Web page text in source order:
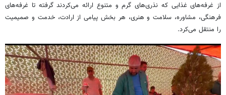
از غرفه‌های غذایی که نذری‌های گرم و متنوع ارائه می‌کردند گرفته تا غرفه‌های
فرهنگی، مشاوره، سلامت و هنری، هر بخش پیامی از ارادت، خدمت و صمیمیت
را منتقل می‌کرد.